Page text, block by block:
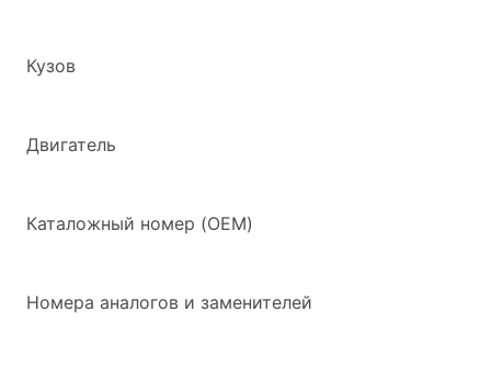
Кузов
Двигатель
Каталожный номер (OEM)
Номера аналогов и заменителей